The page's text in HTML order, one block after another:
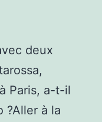
deux
Paris, a-t-il
?Aller à la